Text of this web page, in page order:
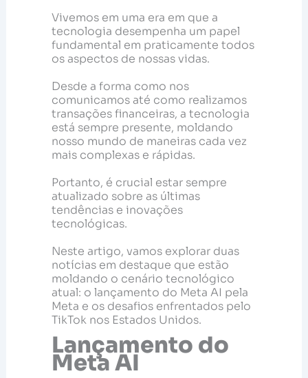
Vivemos em uma era em que a
tecnologia desempenha um papel
fundamental em praticamente todos
os aspectos de nossas vidas.
Desde a forma como nos
comunicamos até como realizamos
transações financeiras, a tecnologia
está sempre presente, moldando
nosso mundo de maneiras cada vez
mais complexas e rápidas.
Portanto, é crucial estar sempre
atualizado sobre as últimas
tendências e inovações
tecnológicas.
Neste artigo, vamos explorar duas
notícias em destaque que estão
moldando o cenário tecnológico
atual: o lançamento do Meta AI pela
Meta e os desafios enfrentados pelo
TikTok nos Estados Unidos.
Lançamento do
Meta AI